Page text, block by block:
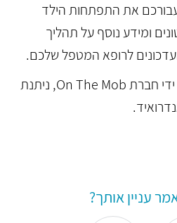
את התפתחות הילד
ומידע נוסף על תהליך
לרופא המטפל שלכם.
האפליקציה, שפותחה על ידי חברת On The Mob, ניתנת
עניין אותך?